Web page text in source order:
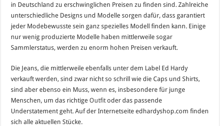
in Deutschland zu erschwinglichen Preisen zu finden sind. Zahlreiche
unterschiedliche Designs und Modelle sorgen dafür, dass garantiert
jeder Modebewusste sein ganz spezielles Modell finden kann. Einige
nur wenig produzierte Modelle haben mittlerweile sogar
Sammlerstatus, werden zu enorm hohen Preisen verkauft.
Die Jeans, die mittlerweile ebenfalls unter dem Label Ed Hardy
verkauft werden, sind zwar nicht so schrill wie die Caps und Shirts,
sind aber ebenso ein Muss, wenn es, insbesondere für junge
Menschen, um das richtigeOutfit oder das passende
Understatement geht. Auf der Internetseite edhardyshop.com finden
sich alle aktuellen Stücke.